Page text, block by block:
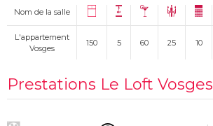
Nom de la salle
L'appartement
Vosges
150 5 60 25 10
Prestations Le Loft Vosges